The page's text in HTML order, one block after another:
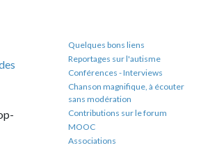
Quelques bons liens
Reportages sur l'autisme
Conférences - Interviews
Chanson magnifique, à écouter
sans modération
Contributions sur le forum
Associations